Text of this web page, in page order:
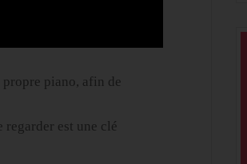
piano, afin de
est une clé